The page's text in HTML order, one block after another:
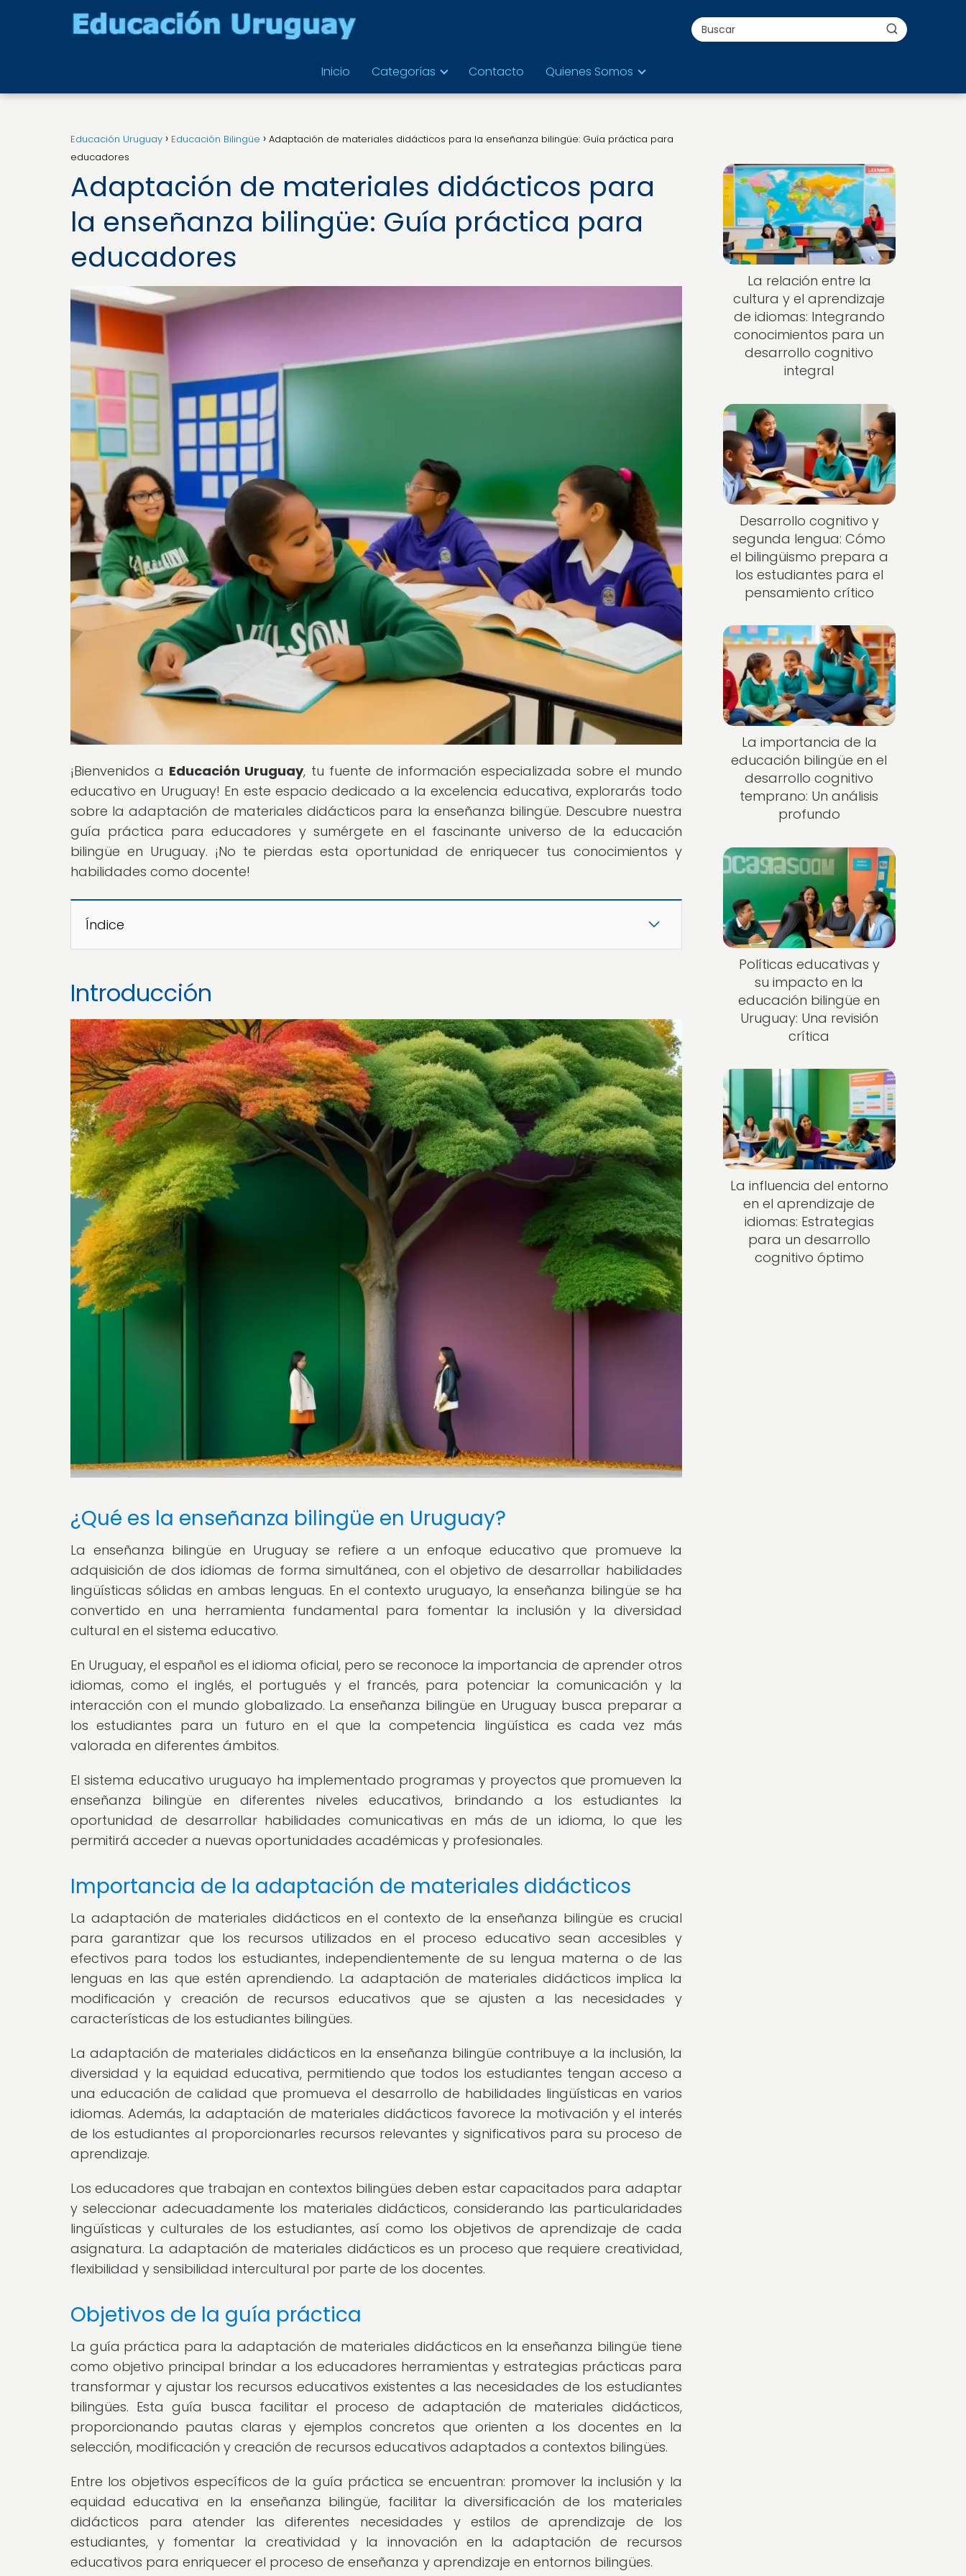
Inicio Categorías Contacto Quienes Somos
Educación Uruguay Educación Bilingüe
Adaptación de materiales didácticos para la enseñanza bilingüe: Guía práctica para
educadores
Adaptación de materiales didácticos para
la enseñanza bilingüe: Guía práctica para
educadores
¡Bienvenidos a Educación Uruguay, tu fuente de información especializada sobre el mundo
educativo en Uruguay! En este espacio dedicado a la excelencia educativa, explorarás todo
sobre la adaptación de materiales didácticos para la enseñanza bilingüe. Descubre nuestra
guía práctica para educadores y sumérgete en el fascinante universo de la educación
bilingüe en Uruguay. ¡No te pierdas esta oportunidad de enriquecer tus conocimientos y
habilidades como docente!
Índice
Introducción
¿Qué es la enseñanza bilingüe en Uruguay?
La enseñanza bilingüe en Uruguay se refiere a un enfoque educativo que promueve la
adquisición de dos idiomas de forma simultánea, con el objetivo de desarrollar habilidades
lingüísticas sólidas en ambas lenguas. En el contexto uruguayo, la enseñanza bilingüe se ha
convertido en una herramienta fundamental para fomentar la inclusión y la diversidad
cultural en el sistema educativo.
En Uruguay, el español es el idioma oficial, pero se reconoce la importancia de aprender otros
idiomas, como el inglés, el portugués y el francés, para potenciar la comunicación y la
interacción con el mundo globalizado. La enseñanza bilingüe en Uruguay busca preparar a
los estudiantes para un futuro en el que la competencia lingüística es cada vez más
valorada en diferentes ámbitos.
El sistema educativo uruguayo ha implementado programas y proyectos que promueven la
enseñanza bilingüe en diferentes niveles educativos, brindando a los estudiantes la
oportunidad de desarrollar habilidades comunicativas en más de un idioma, lo que les
permitirá acceder a nuevas oportunidades académicas y profesionales.
Importancia de la adaptación de materiales didácticos
La adaptación de materiales didácticos en el contexto de la enseñanza bilingüe es crucial
para garantizar que los recursos utilizados en el proceso educativo sean accesibles y
efectivos para todos los estudiantes, independientemente de su lengua materna o de las
lenguas en las que estén aprendiendo. La adaptación de materiales didácticos implica la
modificación y creación de recursos educativos que se ajusten a las necesidades y
características de los estudiantes bilingües.
La adaptación de materiales didácticos en la enseñanza bilingüe contribuye a la inclusión, la
diversidad y la equidad educativa, permitiendo que todos los estudiantes tengan acceso a
una educación de calidad que promueva el desarrollo de habilidades lingüísticas en varios
idiomas. Además, la adaptación de materiales didácticos favorece la motivación y el interés
de los estudiantes al proporcionarles recursos relevantes y significativos para su proceso de
aprendizaje.
Los educadores que trabajan en contextos bilingües deben estar capacitados para adaptar
y seleccionar adecuadamente los materiales didácticos, considerando las particularidades
lingüísticas y culturales de los estudiantes, así como los objetivos de aprendizaje de cada
asignatura. La adaptación de materiales didácticos es un proceso que requiere creatividad,
flexibilidad y sensibilidad intercultural por parte de los docentes.
Objetivos de la guía práctica
La guía práctica para la adaptación de materiales didácticos en la enseñanza bilingüe tiene
como objetivo principal brindar a los educadores herramientas y estrategias prácticas para
transformar y ajustar los recursos educativos existentes a las necesidades de los estudiantes
bilingües. Esta guía busca facilitar el proceso de adaptación de materiales didácticos,
proporcionando pautas claras y ejemplos concretos que orienten a los docentes en la
selección, modificación y creación de recursos educativos adaptados a contextos bilingües.
Entre los objetivos específicos de la guía práctica se encuentran: promover la inclusión y la
equidad educativa en la enseñanza bilingüe, facilitar la diversificación de los materiales
didácticos para atender las diferentes necesidades y estilos de aprendizaje de los
estudiantes, y fomentar la creatividad y la innovación en la adaptación de recursos
educativos para enriquecer el proceso de enseñanza y aprendizaje en entornos bilingües.
La relación entre la
cultura y el aprendizaje
de idiomas: Integrando
conocimientos para un
desarrollo cognitivo
integral
Desarrollo cognitivo y
segunda lengua: Cómo
el bilingüismo prepara a
los estudiantes para el
pensamiento crítico
La importancia de la
educación bilingüe en el
desarrollo cognitivo
temprano: Un análisis
profundo
Políticas educativas y
su impacto en la
educación bilingüe en
Uruguay: Una revisión
crítica
La influencia del entorno
en el aprendizaje de
idiomas: Estrategias
para un desarrollo
cognitivo óptimo